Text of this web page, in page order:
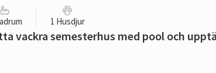
1 Husdjur
vackra semesterhus med pool och